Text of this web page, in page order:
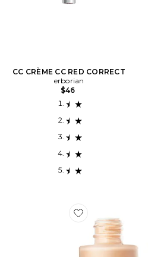
CC CRÈME CC RED CORRECT
erborian
$46
Favorite BASE